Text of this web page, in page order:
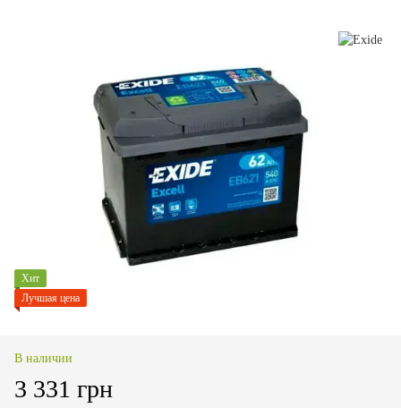
Хит
Лучшая цена
В наличии
3 331 грн